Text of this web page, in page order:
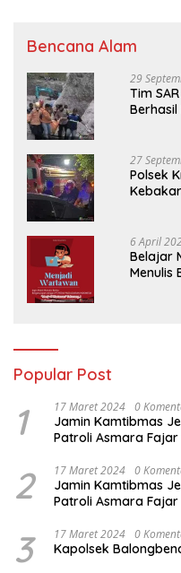
Bencana Alam
29
Tim
27
Polsek
6 April
Belajar
Menulis
Popular Post
1 17 Maret 2024 0
Jamin Kamtibmas
Patroli Asmara Fajar
2 17 Maret 2024 0
Jamin Kamtibmas
Patroli Asmara Fajar
3 17 Maret 2024 0
Kapolsek